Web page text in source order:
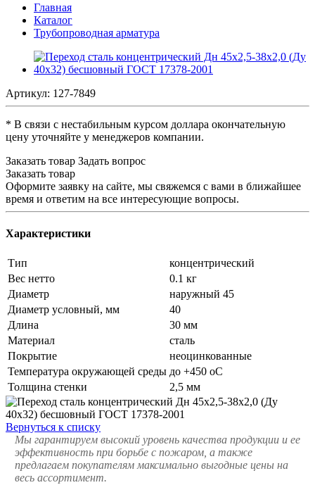
Главная
Каталог
Трубопроводная арматура
Артикул: 127-7849
* В связи с нестабильным курсом доллара окончательную
цену уточняйте у менеджеров компании.
Заказать товар Задать вопрос
Заказать товар
Оформите заявку на сайте, мы свяжемся с вами в ближайшее
время и ответим на все интересующие вопросы.
Характеристики
Тип
концентрический
Вес нетто
0.1 кг
Диаметр
наружный 45
Диаметр условный, мм
40
Длина
30 мм
Материал
сталь
Покрытие
неоцинкованные
Температура окружающей среды до +450 oC
Толщина стенки
2,5 мм
Вернуться к списку
Мы гарантируем высокий уровень качества продукции и ее
эффективность при борьбе с пожаром, а также
предлагаем покупателям максимально выгодные цены на
весь ассортимент.